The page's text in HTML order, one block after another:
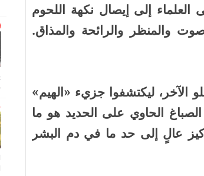
العلماء إلى إيصال نكهة اللحوم
والمنظر والرائحة والمذاق.
الآخر، ليكتشفوا جزيء «الهيم»
الحاوي على الحديد هو ما
عالٍ إلى حد ما في دم البشر